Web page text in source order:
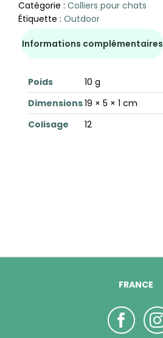
Catégorie : Colliers pour chats
Étiquette : Outdoor
Informations complémentaires
Poids
10 g
Dimensions19 × 5 × 1 cm
Colisage
12
FRANCE